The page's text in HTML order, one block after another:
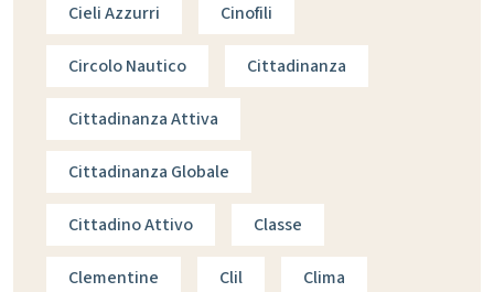
Cieli Azzurri Cinofili
Circolo Nautico Cittadinanza
Cittadinanza Attiva
Cittadinanza Globale
Cittadino Attivo Classe
Clementine Clil Clima